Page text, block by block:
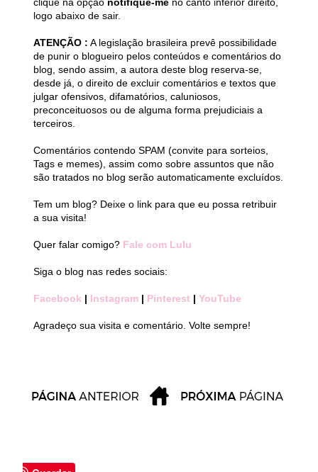
clique na opção notifique-me no canto inferior direito,
logo abaixo de sair.
ATENÇÃO : A legislação brasileira prevê possibilidade
de punir o blogueiro pelos conteúdos e comentários do
blog, sendo assim, a autora deste blog reserva-se,
desde já, o direito de excluir comentários e textos que
julgar ofensivos, difamatórios, caluniosos,
preconceituosos ou de alguma forma prejudiciais a
terceiros.
Comentários contendo SPAM (convite para sorteios,
Tags e memes), assim como sobre assuntos que não
são tratados no blog serão automaticamente excluídos.
Tem um blog? Deixe o link para que eu possa retribuir
a sua visita!
Quer falar comigo? Fale com Lulu
Siga o blog nas redes sociais:
Facebook | Instagram | Pinterest | YouTube
Agradeço sua visita e comentário. Volte sempre!